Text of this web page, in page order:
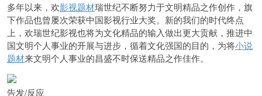
多年以来，欢影视题材瑞世纪不断努力于文明精品之作创作，旗
下作品也曾屡次荣获中国影视行业大奖。新的我们的时代终点
上，欢瑞世纪影视也将为文化精品的输入做出更大贡献，推进中
国文明个人事业的开展与进步，循着文化强国的目的，为将小说
题材来文明个人事业的昌盛不时保送精品之作佳作。
告发/反应